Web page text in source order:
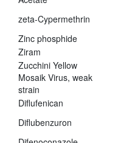
zeta-Cypermethrin
Zinc phosphide
Ziram
Zucchini Yellow
Mosaik Virus, weak
strain
Diflufenican
Diflubenzuron